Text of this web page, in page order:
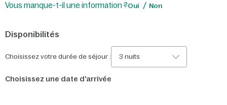
Vous manque-t-il une information ?Oui Non
Disponibilités
Choisissez votre durée de séjour : 3 nuits
Choisissez une date d'arrivée